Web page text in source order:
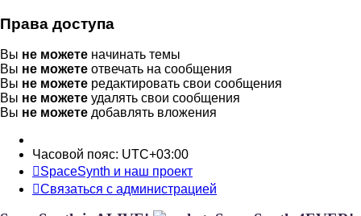
Права доступа
Вы не можете начинать темы
Вы не можете отвечать на сообщения
Вы не можете редактировать свои сообщения
Вы не можете удалять свои сообщения
Вы не можете добавлять вложения
Часовой пояс: UTC+03:00
SpaceSynth и наш проект
Связаться с администрацией